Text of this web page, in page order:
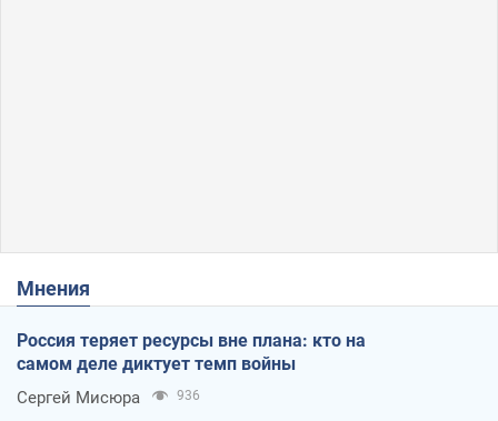
Мнения
Россия теряет ресурсы вне плана: кто на
самом деле диктует темп войны
Сергей Мисюра 936